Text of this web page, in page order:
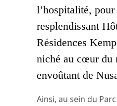
l’hospitalité, pour
resplendissant
Résidences
niché au cœur du
envoûtant de
Ainsi, au sein du